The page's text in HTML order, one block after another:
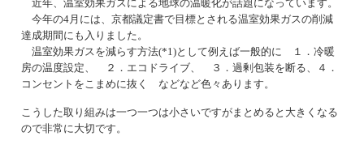
近年、温室効果ガスによる地球の温暖化が話題になっています。
今年の4月には、京都議定書で目標とされる温室効果ガスの削減
達成期間にも入りました。
温室効果ガスを減らす方法(*1)として例えば一般的に １．冷暖
房の温度設定、 ２．エコドライブ、 ３．過剰包装を断る、４．
コンセントをこまめに抜く などなど色々あります。
こうした取り組みは一つ一つは小さいですがまとめると大きくなる
ので非常に大切です。